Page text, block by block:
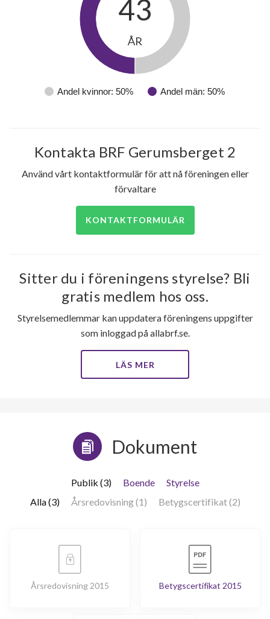
Andel kvinnor: 50% Andel män: 50%
43
ÅR
Kontakta BRF Gerumsberget 2
Använd vårt kontaktformulär för att nå föreningen eller
förvaltare
KONTAKTFORMULÄR
Sitter du i föreningens styrelse? Bli
gratis medlem hos oss.
Styrelsemedlemmar kan uppdatera föreningens uppgifter
som inloggad på allabrf.se.
LÄS MER
Dokument
Publik (3) Boende
Styrelse
Alla (3)
Årsredovisning (1) Betygscertifikat (2)
Årsredovisning 2015 Betygscertifikat 2015